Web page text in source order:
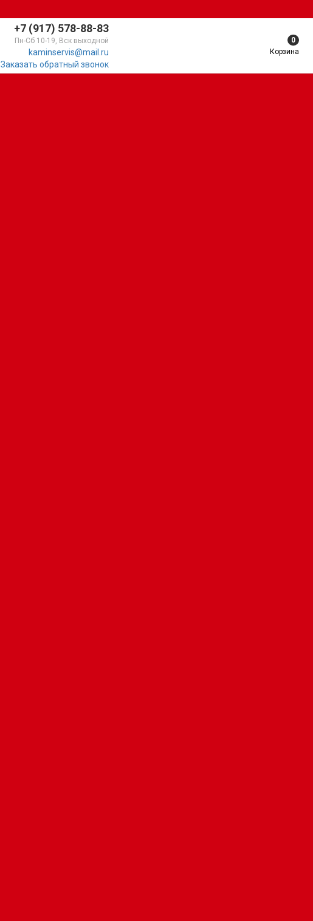
+7 (917) 578-88-83
Пн-Сб 10-19, Вск выходной
kaminservis@mail.ru
Заказать обратный звонок
0
Корзина